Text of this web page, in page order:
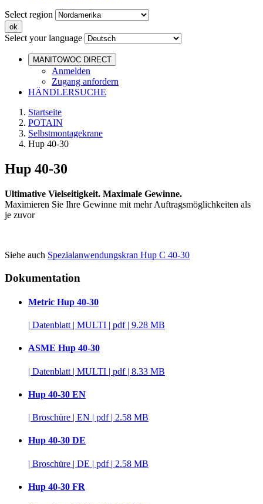
Select region
Select your language
MANITOWOC DIRECT
Anmelden
Zugang anfordern
HÄNDLERSUCHE
Startseite
POTAIN
Selbstmontagekrane
Hup 40-30
Hup 40-30
Ultimative Vielseitigkeit. Maximale Gewinne.
Maximieren Sie Ihre Gewinne mit mehr Auftragsmöglichkeiten als
je zuvor
Siehe auch Spezialanwendungskran Hup C 40-30
Dokumentation
Metric Hup 40-30
| Datenblatt | MULTI | pdf | 9.28 MB
ASME Hup 40-30
| Datenblatt | MULTI | pdf | 8.33 MB
Hup 40-30 EN
| Broschüre | EN | pdf | 2.58 MB
Hup 40-30 DE
| Broschüre | DE | pdf | 2.58 MB
Hup 40-30 FR